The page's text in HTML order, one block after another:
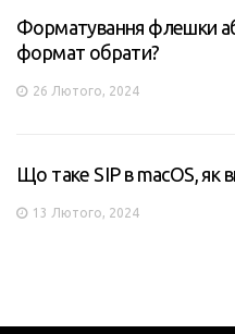
Форматування флешки
формат обрати?
26 Лютого, 2024
Що таке SIP в macOS, як
13 Лютого, 2024